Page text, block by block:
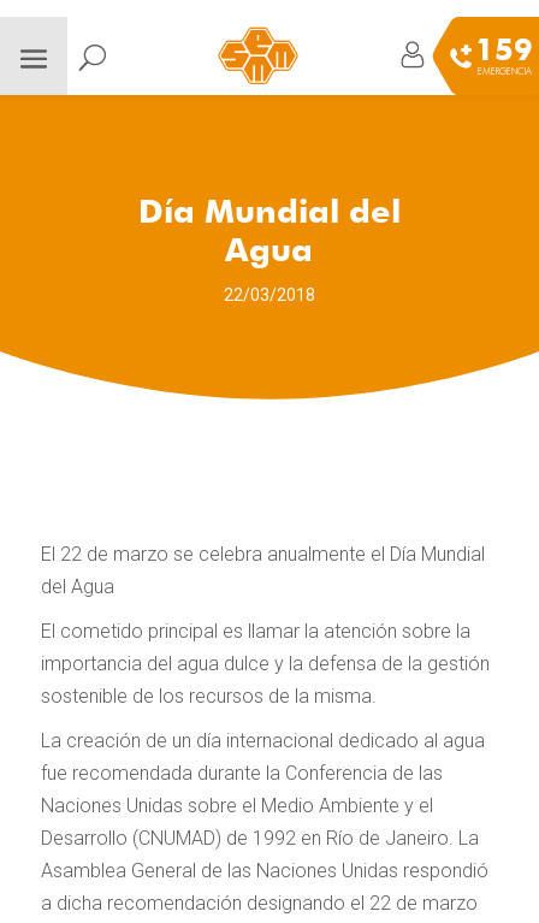
159
EMERGENCIA
Día Mundial del
Agua
22/03/2018
El 22 de marzo se celebra anualmente el Día Mundial
del Agua
El cometido principal es llamar la atención sobre la
importancia del agua dulce y la defensa de la gestión
sostenible de los recursos de la misma.
La creación de un día internacional dedicado al agua
fue recomendada durante la Conferencia de las
Naciones Unidas sobre el Medio Ambiente y el
Desarrollo (CNUMAD) de 1992 en Río de Janeiro. La
Asamblea General de las Naciones Unidas respondió
a dicha recomendación designando el 22 de marzo